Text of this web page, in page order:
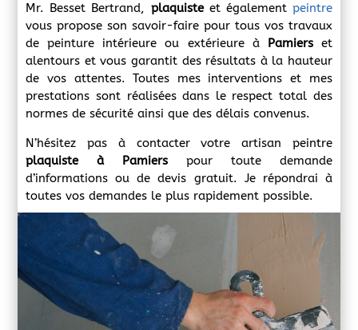
Mr. Besset Bertrand, plaquisteet également peintre
vous propose son savoir-faire pour tous vos travaux
de peinture intérieure ou extérieure à Pamierset
alentours et vous garantit des résultats à la hauteur
de vos attentes. Toutes mes interventions et mes
prestations sont réalisées dans le respect total des
normes de sécurité ainsi que des délais convenus.
N’hésitez pas à contacter votre artisan peintre
plaquiste à
Pamiers pour toute demande
d’informations ou de devis gratuit. Je répondrai à
toutes vos demandes le plus rapidement possible.